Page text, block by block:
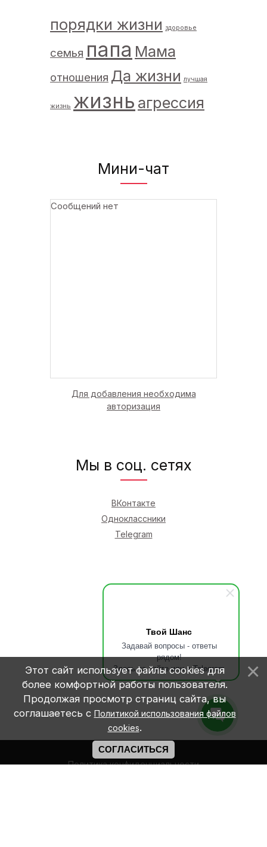
Твой Шанс
Задавай вопросы - ответы
рядом!
Здесь на сайте или в Telegram
порядки жизни здоровье
семья папа Мама
отношения Да жизни лучшая
жизнь жизнь агрессия
Мини-чат
Для добавления необходима
авторизация
Мы в соц. сетях
ВКонтакте
Одноклассники
Telegram
Политика конфиденциальности
Этот сайт использует файлы cookies для
более комфортной работы пользователя.
Продолжая просмотр страниц сайта, вы
соглашаетесь с Политикой использования файлов
cookies.
СОГЛАСИТЬСЯ